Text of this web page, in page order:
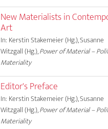
New Materialists in
Art
In: Kerstin Stakemeier (Hg.), Susanne
Witzgall (Hg.),Power of Material –
Materiality
Editor's Preface
In: Kerstin Stakemeier (Hg.), Susanne
Witzgall (Hg.),Power of Material –
Materiality